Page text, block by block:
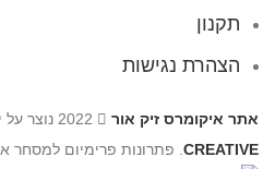
תקנון
הצהרת נגישות
אתר איקומרס זיק אור
CREATIVE . פתרונות פרימיום למסחר